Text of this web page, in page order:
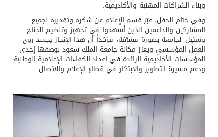
وبناء الشراكات المهنية والأكاديمية.
وفي ختام الحفل، عبّر قسم الإعلام عن شكره وتقديره لجميع
المشاركين والداعمين الذين أسهموا في تجهيز وتنظيم الجناح
وتمثيل الجامعة بصورة مشرّفة، مؤكداً أن هذا الإنجاز يجسد روح
العمل المؤسسي ويعزز مكانة جامعة الملك سعود بوصفها إحدى
المؤسسات الأكاديمية الرائدة في إعداد الكفاءات الإعلامية الوطنية
ودعم مسيرة التطوير والابتكار في قطاع الإعلام والاتصال.